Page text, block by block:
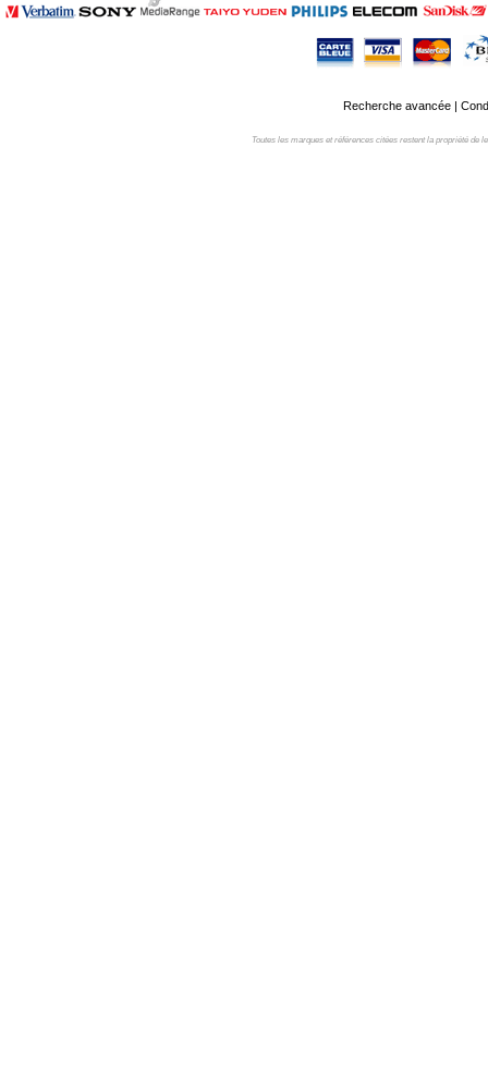
Recherche avancée|
Toutes les marques et références citées restent la propriété de